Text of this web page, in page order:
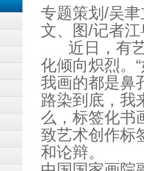
专题策划/吴聿
文、图/记者
近日，有艺
化倾向炽烈。
我画的都是鼻
路染到底，
么，标签化书
致艺术创作标
和论辩。